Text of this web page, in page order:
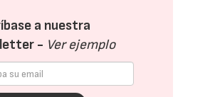
a nuestra
- Ver ejemplo